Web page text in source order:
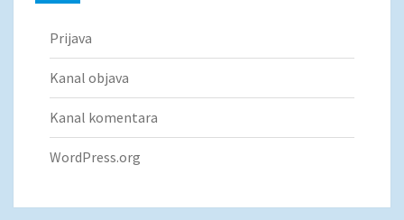
Prijava
Kanal objava
Kanal komentara
WordPress.org